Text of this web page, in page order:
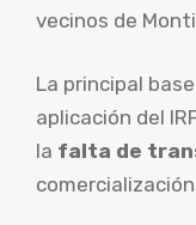
vecinos de
La principal
aplicación del
la falta de